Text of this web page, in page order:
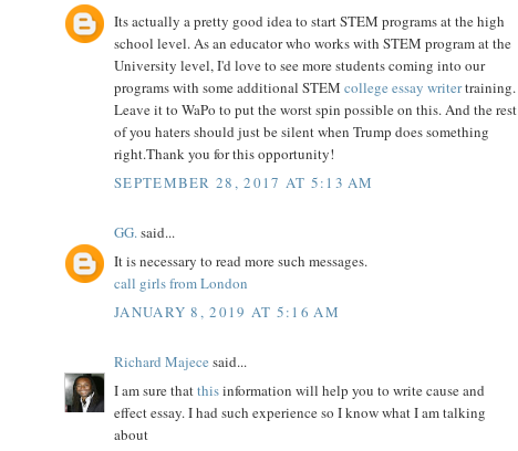
Its actually a pretty good idea to start STEM programs at the high
school level. As an educator who works with STEM program at the
University level, I'd love to see more students coming into our
programs with some additional STEM college essay writertraining.
Leave it to WaPo to put the worst spin possible on this. And the rest
of you haters should just be silent when Trump does something
right.Thank you for this opportunity!
SEPTEMBER 28, 2017 AT 5:13 AM
GG.said...
It is necessary to read more such messages.
call girls from London
JANUARY 8, 2019 AT 5:16 AM
Richard Majece said...
I am sure thatthisinformation will help you to write cause and
effect essay. I had such experience so I know what I am talking
about